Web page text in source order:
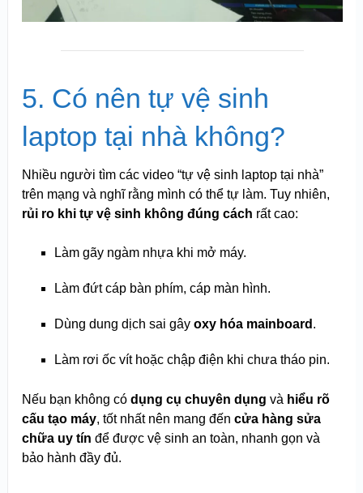
5. Có nên tự vệ sinh
laptop tại nhà không?
Nhiều người tìm các video “tự vệ sinh laptop tại nhà”
trên mạng và nghĩ rằng mình có thể tự làm. Tuy nhiên,
rủi ro khi tự vệ sinh không đúng cách rất cao:
Làm gãy ngàm nhựa khi mở máy.
Làm đứt cáp bàn phím, cáp màn hình.
Dùng dung dịch sai gây oxy hóa mainboard .
Làm rơi ốc vít hoặc chập điện khi chưa tháo pin.
Nếu bạn không có dụng cụ chuyên dụng và hiểu rõ
cấu tạo máy, tốt nhất nên mang đến cửa hàng sửa
chữa uy tín để được vệ sinh an toàn, nhanh gọn và
bảo hành đầy đủ.